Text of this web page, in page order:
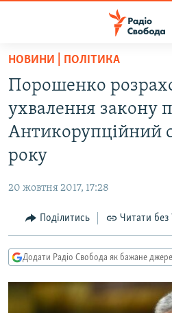
Перейти
основного
матеріалу
Перейти
до
основної
Перейти
пошуку
ВСЕ ЗА ДОБУ
СТАТТІ
КУЛЬТУРА
СПОРТ
СВІТ
ДОНБАС.РЕАЛІЇ
КРИМ.РЕАЛІЇ
ТИ ЯК?
ПРИАЗОВ’Я
НОВИНИ | ПОЛІТИКА
Порошенко
ухвалення закону
Антикорупційний
року
20 жовтня 2017, 17:28
Поділитись Читати без
Додати Радіо Свобода як бажане